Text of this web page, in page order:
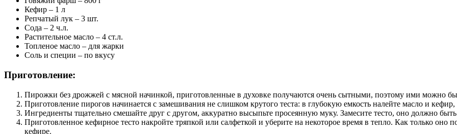
Кефир – 1 л
Репчатый лук – 3 шт.
Сода – 2 ч.л.
Растительное масло – 4 ст.л.
Топленое масло – для жарки
Соль и специи – по вкусу
Приготовление:
Пирожки без дрожжей с мясной начинкой, приготовленные в духовке получаются очень сытными, поэтому ими можно
Приготовление пирогов начинается с замешивания не слишком крутого теста: в глубокую емкость налейте масло и
Ингредиенты тщательно смешайте друг с другом, аккуратно высыпьте просеянную муку. Замесите тесто, оно должно
Приготовленное кефирное тесто накройте тряпкой или салфеткой и уберите на некоторое время в тепло. Как только
кефире.